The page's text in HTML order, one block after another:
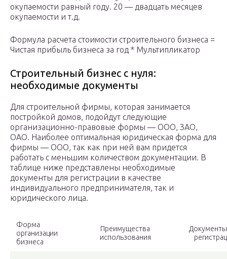
окупаемости равный году. 20 — двадцать месяцев
окупаемости и т.д.
Формула расчета стоимости строительного бизнеса =
Чистая прибыль бизнеса за год * Мультипликатор
Строительный бизнес с нуля:
необходимые документы
Для строительной фирмы, которая занимается
постройкой домов, подойдут следующие
организационно-правовые формы — ООО, ЗАО,
ОАО. Наиболее оптимальная юридическая форма для
фирмы — ООО, так как при ней вам придется
работать с меньшим количеством документации. В
таблице ниже представлены необходимые
документы для регистрации в качестве
индивидуального предпринимателя, так и
юридического лица.
Форма
организации
бизнеса
Преимущества
использования